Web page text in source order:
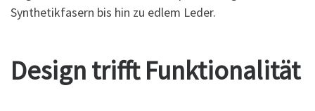
Synthetikfasern bis hin zu edlem Leder.
Design trifft Funktionalität